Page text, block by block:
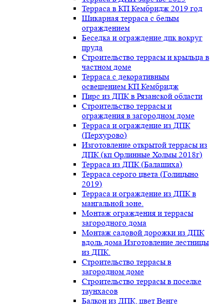
Терраса в КП Кембридж 2019 год
Шикарная терраса с белым
ограждением
Беседка и ограждение дпк вокруг
пруда
Строительство террасы и крыльца в
частном доме
Терраса с декоративным
освещением КП Кембридж
Пирс из ДПК в Рязанской области
Строительство террасы и
ограждения в загородном доме
Терраса и ограждение из ДПК
(Перхурово)
Изготовление открытой террасы из
ДПК (кп Орлинные Холмы 2018г)
Терраса из ДПК (Балашиха)
Терраса серого цвета (Голицыно
2019)
Терраса и ограждение из ДПК в
мангальной зоне.
Монтаж ограждения и террасы
загородного дома
Монтаж садовой дорожки из ДПК
вдоль дома.Изготовление лестницы
из ДПК.
Строительство террасы в
загородном доме
Строительство террасы в поселке
таунхасов
Балкон из ДПК, цвет Венге